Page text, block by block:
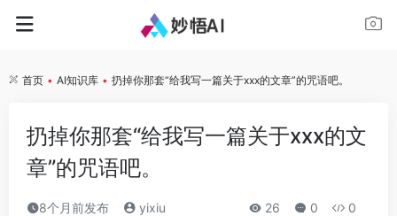
首页 • AI知识库 • 扔掉你那套“给我写一篇关于xxx的文章”的咒语吧。
扔掉你那套“给我写一篇关于xxx的文
章”的咒语吧。
8个月前发布 yixiu 26 0 0